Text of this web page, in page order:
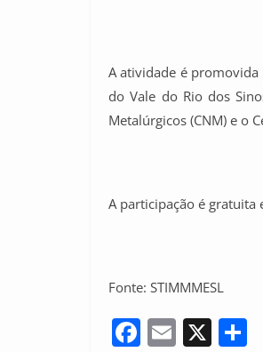
A atividade é promovida
do Vale do Rio dos
Metalúrgicos (CNM) e o
A participação é gratuita
Fonte: STIMMMESL
F E X